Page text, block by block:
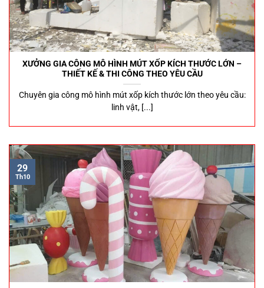
XƯỞNG GIA CÔNG MÔ HÌNH MÚT XỐP KÍCH THƯỚC LỚN –
THIẾT KẾ & THI CÔNG THEO YÊU CẦU
Chuyên gia công mô hình mút xốp kích thước lớn theo yêu cầu:
linh vật, [...]
29
Th10